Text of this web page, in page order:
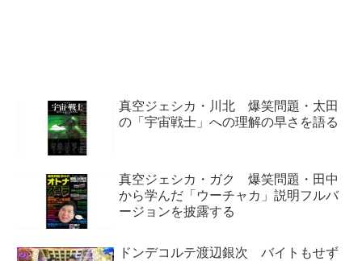
真空ジェシカ・川北 爆笑問題・太田
の「宇宙戦士」への理解の早さを語る
真空ジェシカ・ガク 爆笑問題・田中
から学んだ「ウーチャカ」説明フルバ
ージョンを披露する
ドンデコルテ渡辺銀次 バイトもせず